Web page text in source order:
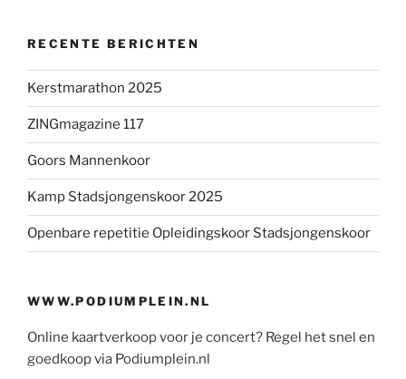
RECENTE BERICHTEN
Kerstmarathon 2025
ZINGmagazine 117
Goors Mannenkoor
Kamp Stadsjongenskoor 2025
Openbare repetitie Opleidingskoor Stadsjongenskoor
WWW.PODIUMPLEIN.NL
Online kaartverkoop voor je concert? Regel het snel en
goedkoop via Podiumplein.nl